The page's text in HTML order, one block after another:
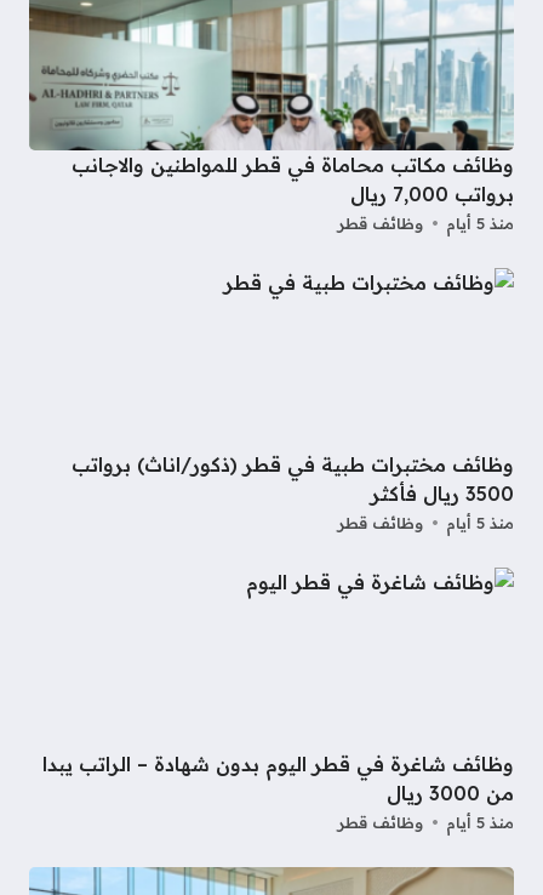
وظائف مكاتب محاماة في قطر للمواطنين والاجانب
برواتب 7,000 ريال
منذ 5 أيام وظائف قطر
وظائف مختبرات طبية في قطر (ذكور/اناث) برواتب
3500 ريال فأكثر
منذ 5 أيام وظائف قطر
وظائف شاغرة في قطر اليوم بدون شهادة – الراتب يبدا
من 3000 ريال
منذ 5 أيام وظائف قطر